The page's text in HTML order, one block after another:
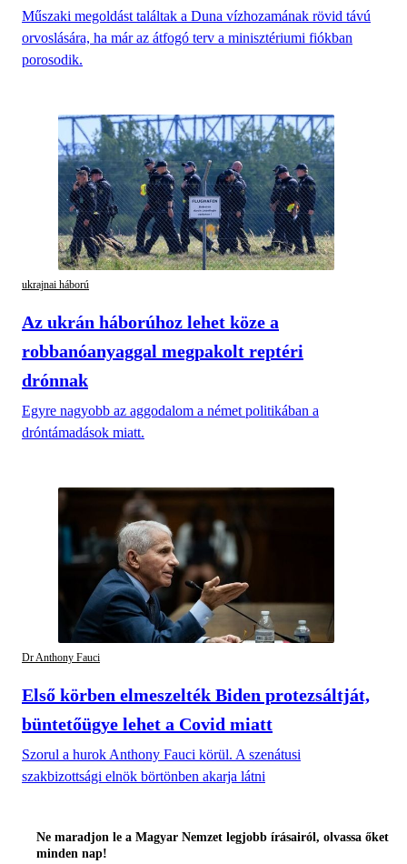
Műszaki megoldást találtak a Duna vízhozamának rövid távú
orvoslására, ha már az átfogó terv a minisztériumi fiókban
porosodik.
ukrajnai háború
Az ukrán háborúhoz lehet köze a
robbanóanyaggal megpakolt reptéri
drónnak
Egyre nagyobb az aggodalom a német politikában a
dróntámadások miatt.
Dr Anthony Fauci
Első körben elmeszelték Biden protezsáltját,
büntetőügye lehet a Covid miatt
Szorul a hurok Anthony Fauci körül. A szenátusi
szakbizottsági elnök börtönben akarja látni
Ne maradjon le a Magyar Nemzet legjobb írásairól, olvassa őket
minden nap!